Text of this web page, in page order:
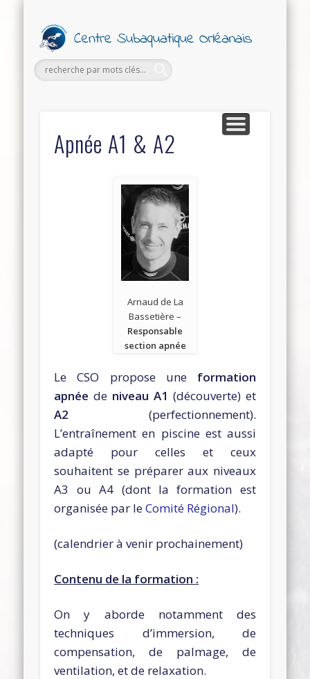
Apnée A1 & A2
Arnaud de La
Bassetière –
Responsable
section apnée
Le CSO propose une formation
apnée de niveau A1 (découverte) et
A2 (perfectionnement).
L’entraînement en piscine est aussi
adapté pour celles et ceux
souhaitent se préparer aux niveaux
A3 ou A4 (dont la formation est
organisée par leComité Régional).
(calendrier à venir prochainement)
Contenu de la formation :
On y aborde notamment des
techniques d’immersion, de
compensation, de palmage, de
ventilation, et de relaxation.